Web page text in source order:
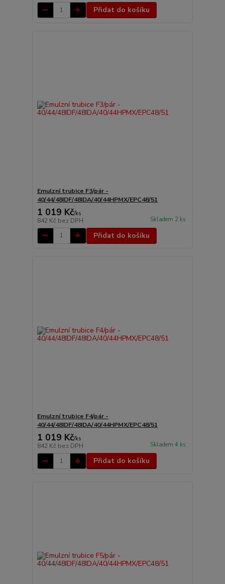
Přidat do košíku
Emulzní trubice F3/pár -
40/44/48IDF/48IDA/40/44HPMX/EPC48/51
1 019 Kč/ks
842 Kč bez DPH Skladem 2 ks
Přidat do košíku
Emulzní trubice F4/pár -
40/44/48IDF/48IDA/40/44HPMX/EPC48/51
1 019 Kč/ks
842 Kč bez DPH Skladem 4 ks
Přidat do košíku